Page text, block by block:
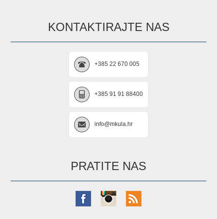
KONTAKTIRAJTE NAS
+385 22 670 005
+385 91 91 88400
info@mkula.hr
PRATITE NAS